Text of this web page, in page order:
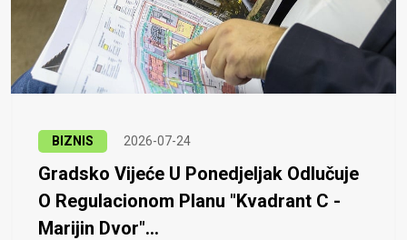
BIZNIS 2026-07-24
Gradsko Vijeće U Ponedjeljak Odlučuje
O Regulacionom Planu "Kvadrant C -
Marijin Dvor"...